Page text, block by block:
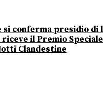
conferma presidio di
riceve il Premio
Clandestine